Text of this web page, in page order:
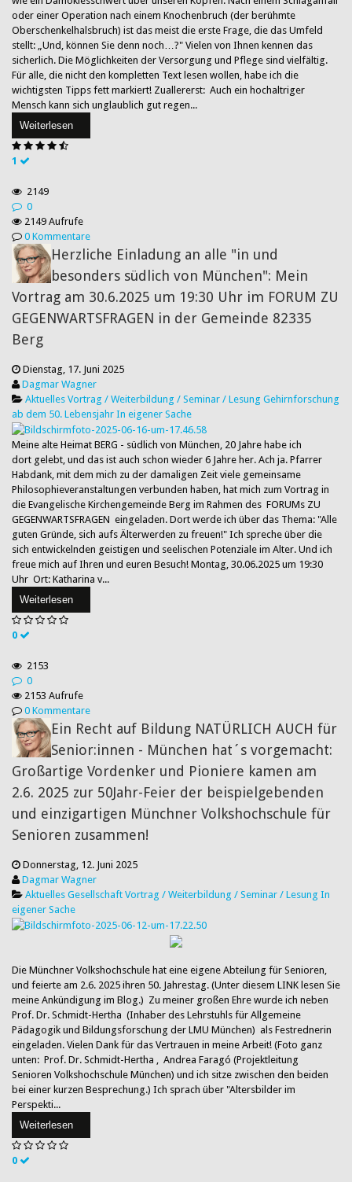
oder einer Operation nach einem Knochenbruch (der berühmte
Oberschenkelhalsbruch) ist das meist die erste Frage, die das Umfeld
stellt: „Und, können Sie denn noch…?" Vielen von Ihnen kennen das
sicherlich. Die Möglichkeiten der Versorgung und Pflege sind vielfältig.
Für alle, die nicht den kompletten Text lesen wollen, habe ich die
wichtigsten Tipps fett markiert! Zuallererst: Auch ein hochaltriger
Mensch kann sich unglaublich gut regen...
Weiterlesen
1
2149
0
2149 Aufrufe
0 Kommentare
Herzliche Einladung an alle "in und
besonders südlich von München": Mein
Vortrag am 30.6.2025 um 19:30 Uhr im FORUM ZU
GEGENWARTSFRAGEN in der Gemeinde 82335
Berg
Dienstag, 17. Juni 2025
Dagmar Wagner
Aktuelles Vortrag / Weiterbildung / Seminar / Lesung Gehirnforschung
ab dem 50. Lebensjahr In eigener Sache
Meine alte Heimat BERG - südlich von München, 20 Jahre habe ich
dort gelebt, und das ist auch schon wieder 6 Jahre her. Ach ja. Pfarrer
Habdank, mit dem mich zu der damaligen Zeit viele gemeinsame
Philosophieveranstaltungen verbunden haben, hat mich zum Vortrag in
die Evangelische Kirchengemeinde Berg im Rahmen des FORUMs ZU
GEGENWARTSFRAGEN eingeladen. Dort werde ich über das Thema: "Alle
guten Gründe, sich aufs Älterwerden zu freuen!" Ich spreche über die
sich entwickelnden geistigen und seelischen Potenziale im Alter. Und ich
freue mich auf Ihren und euren Besuch! Montag, 30.06.2025 um 19:30
Uhr Ort: Katharina v...
Weiterlesen
0
2153
0
2153 Aufrufe
0 Kommentare
Ein Recht auf Bildung NATÜRLICH AUCH für
Senior:innen - München hat´s vorgemacht:
Großartige Vordenker und Pioniere kamen am
2.6. 2025 zur 50Jahr-Feier der beispielgebenden
und einzigartigen Münchner Volkshochschule für
Senioren zusammen!
Donnerstag, 12. Juni 2025
Dagmar Wagner
Aktuelles Gesellschaft Vortrag / Weiterbildung / Seminar / Lesung In
eigener Sache
Die Münchner Volkshochschule hat eine eigene Abteilung für Senioren,
und feierte am 2.6. 2025 ihren 50. Jahrestag. (Unter diesem LINK lesen Sie
meine Ankündigung im Blog.) Zu meiner großen Ehre wurde ich neben
Prof. Dr. Schmidt-Hertha (Inhaber des Lehrstuhls für Allgemeine
Pädagogik und Bildungsforschung der LMU München) als Festrednerin
eingeladen. Vielen Dank für das Vertrauen in meine Arbeit! (Foto ganz
unten: Prof. Dr. Schmidt-Hertha , Andrea Faragó (Projektleitung
Senioren Volkshochschule München) und ich sitze zwischen den beiden
bei einer kurzen Besprechung.) Ich sprach über "Altersbilder im
Perspekti...
Weiterlesen
0